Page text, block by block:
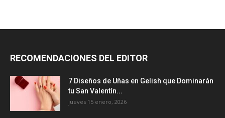
RECOMENDACIONES DEL EDITOR
7 Diseños de Uñas en Gelish que Dominarán
tu San Valentín...
jueves 15 enero, 2026